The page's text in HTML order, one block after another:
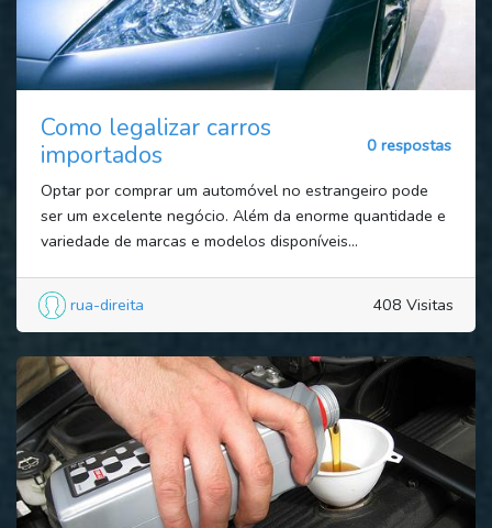
Como legalizar carros
importados
0 respostas
Optar por comprar um automóvel no estrangeiro pode
ser um excelente negócio. Além da enorme quantidade e
variedade de marcas e modelos disponíveis...
rua-direita 408 Visitas